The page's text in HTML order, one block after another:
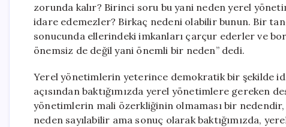
zorunda kalır? Birinci soru bu yani neden yerel
idare edemezler? Birkaç nedeni olabilir bunun. Bir
sonucunda ellerindeki imkanları çarçur ederler ve
önemsiz de değil yani önemli bir neden” dedi.
Yerel yönetimlerin yeterince demokratik bir şekilde
açısından baktığımızda yerel yönetimlere gereken
yönetimlerin mali özerkliğinin olmaması bir
neden sayılabilir ama sonuç olarak baktığımızda,